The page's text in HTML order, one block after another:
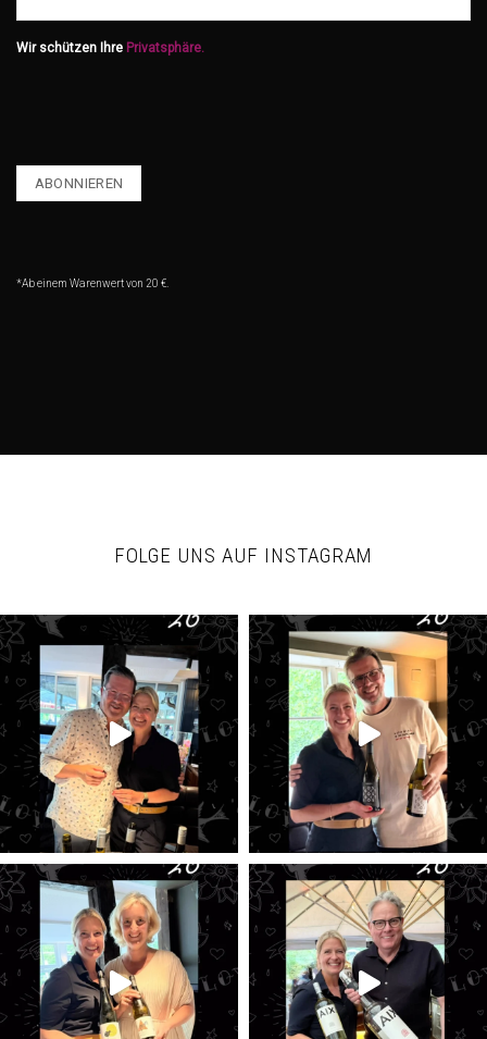
Wir schützen Ihre Privatsphäre.
*Ab einem Warenwert von 20 €.
FOLGE UNS AUF INSTAGRAM